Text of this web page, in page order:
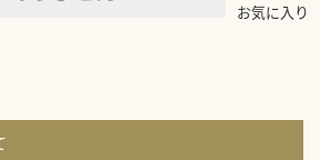
お気に入り